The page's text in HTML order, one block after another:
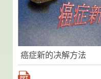
癌症新的决解方法